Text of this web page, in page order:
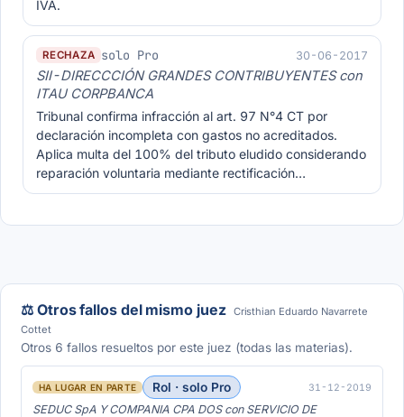
IVA.
RECHAZA solo Pro 30-06-2017
SII-DIRECCCIÓN GRANDES CONTRIBUYENTES con
ITAU CORPBANCA
Tribunal confirma infracción al art. 97 N°4 CT por
declaración incompleta con gastos no acreditados.
Aplica multa del 100% del tributo eludido considerando
reparación voluntaria mediante rectificación…
⚖️ Otros fallos del mismo juez Cristhian Eduardo Navarrete
Cottet
Otros 6 fallos resueltos por este juez (todas las materias).
HA LUGAR EN PARTE Rol · solo Pro 31-12-2019
SEDUC SpA Y COMPANIA CPA DOS con SERVICIO DE